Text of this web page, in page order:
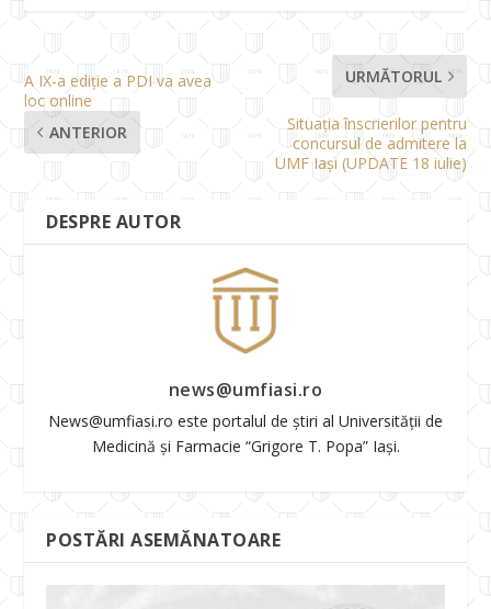
A IX-a ediție a PDI va avea
loc online
ANTERIOR
URMĂTORUL
Situația înscrierilor pentru
concursul de admitere la
UMF Iași (UPDATE 18 iulie)
DESPRE AUTOR
news@umfiasi.ro
News@umfiasi.ro este portalul de știri al Universității de
Medicină și Farmacie “Grigore T. Popa” Iași.
POSTĂRI ASEMĂNATOARE